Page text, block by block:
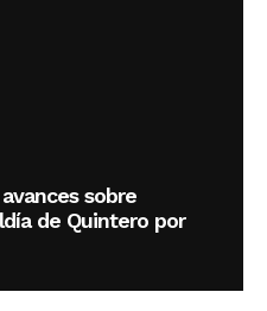
sobre
de Quintero por